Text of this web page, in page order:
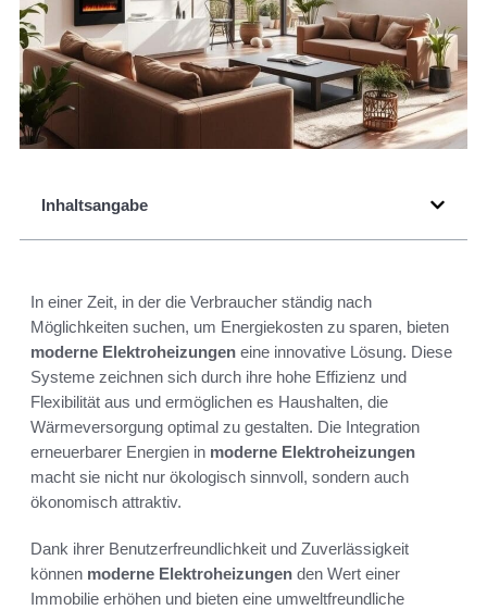
Inhaltsangabe
In einer Zeit, in der die Verbraucher ständig nach
Möglichkeiten suchen, um Energiekosten zu sparen, bieten
moderne Elektroheizungen eine innovative Lösung. Diese
Systeme zeichnen sich durch ihre hohe Effizienz und
Flexibilität aus und ermöglichen es Haushalten, die
Wärmeversorgung optimal zu gestalten. Die Integration
erneuerbarer Energien in moderne Elektroheizungen
macht sie nicht nur ökologisch sinnvoll, sondern auch
ökonomisch attraktiv.
Dank ihrer Benutzerfreundlichkeit und Zuverlässigkeit
können moderne Elektroheizungen den Wert einer
Immobilie erhöhen und bieten eine umweltfreundliche